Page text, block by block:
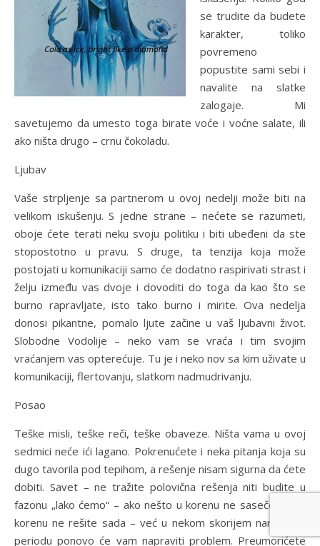
se trudite da budete
karakter, toliko
povremeno
popustite sami sebi i
navalite na slatke
zalogaje. Mi
savetujemo da umesto toga birate voće i voćne salate, ili
ako ništa drugo – crnu čokoladu.
Ljubav
Vaše strpljenje sa partnerom u ovoj nedelji može biti na
velikom iskušenju. S jedne strane – nećete se razumeti,
oboje ćete terati neku svoju politiku i biti ubeđeni da ste
stopostotno u pravu. S druge, ta tenzija koja može
postojati u komunikaciji samo će dodatno raspirivati strast i
želju između vas dvoje i dovoditi do toga da kao što se
burno rapravljate, isto tako burno i mirite. Ova nedelja
donosi pikantne, pomalo ljute začine u vaš ljubavni život.
Slobodne Vodolije – neko vam se vraća i tim svojim
vraćanjem vas opterećuje. Tu je i neko nov sa kim uživate u
komunikaciji, flertovanju, slatkom nadmudrivanju.
Posao
Teške misli, teške reči, teške obaveze. Ništa vama u ovoj
sedmici neće ići lagano. Pokrenućete i neka pitanja koja su
dugo tavorila pod tepihom, a rešenje nisam sigurna da ćete
dobiti. Savet – ne tražite polovična rešenja niti budite u
fazonu „lako ćemo“ – ako nešto u korenu ne sasečete ili u
korenu ne rešite sada – već u nekom skorijem narednom
periodu ponovo će vam napraviti problem. Preumorićete